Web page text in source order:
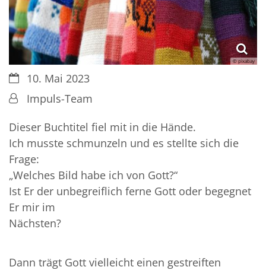
© pixabay
Datum:10. Mai 2023
Von:Impuls-Team
Dieser Buchtitel fiel mit in die Hände.
Ich musste schmunzeln und es stellte sich die
Frage:
„Welches Bild habe ich von Gott?“
Ist Er der unbegreiflich ferne Gott oder begegnet
Er mir im
Nächsten?
Dann trägt Gott vielleicht einen gestreiften